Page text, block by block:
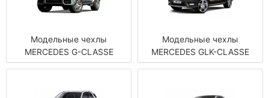
Модельные чехлы
MERCEDES G-CLASSE
Модельные чехлы
MERCEDES GLK-CLASSE